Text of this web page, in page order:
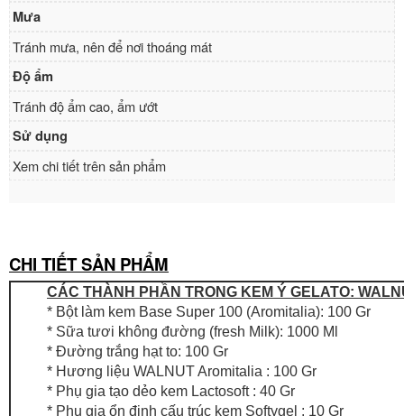
Mưa
Tránh mưa, nên để nơi thoáng mát
Độ ẩm
Tránh độ ẩm cao, ẩm ướt
Sử dụng
Xem chi tiết trên sản phẩm
CHI TIẾT SẢN PHẨM
CÁC THÀNH PHẦN TRONG KEM Ý GELATO:
* Bột làm kem Base Super 100 (Aromitalia): 100 Gr
* Sữa tươi không đường (fresh Milk): 1000 Ml
* Đường trắng hạt to: 100 Gr
* Hương liệu WALNUT Aromitalia : 100 Gr
* Phụ gia tạo dẻo kem Lactosoft : 40 Gr
* Phụ gia ổn định cấu trúc kem Softygel : 10 Gr